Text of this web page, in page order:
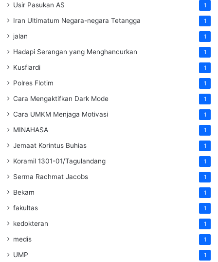
Usir Pasukan AS 1
Iran Ultimatum Negara-negara Tetangga 1
jalan 1
Hadapi Serangan yang Menghancurkan 1
Kusfiardi 1
Polres Flotim 1
Cara Mengaktifkan Dark Mode 1
Cara UMKM Menjaga Motivasi 1
MINAHASA 1
Jemaat Korintus Buhias 1
Koramil 1301-01/Tagulandang 1
Serma Rachmat Jacobs 1
Bekam 1
fakultas 1
kedokteran 1
medis 1
UMP 1